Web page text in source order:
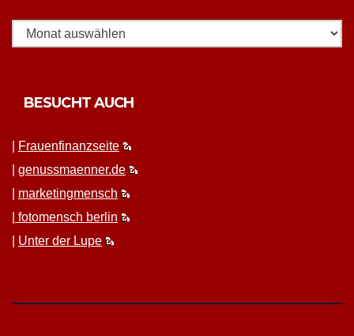
BESUCHT AUCH
Frauen­fi­nanz­seite
genussmaenner.de
mar­ket­ing­men­sch
fotomen­sch berlin
Unter der Lupe